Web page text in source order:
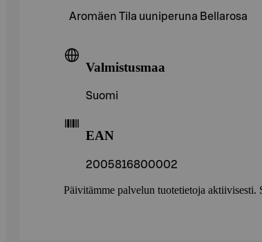
Aromäen Tila uuniperuna Bellarosa
Valmistusmaa
Suomi
EAN
2005816800002
Päivitämme palvelun tuotetietoja aktiivisesti.